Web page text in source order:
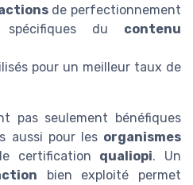
de perfectionnement
du contenu
pour un meilleur taux de
pas seulement bénéfiques
aussi pour les organismes
certification qualiopi. Un
bien exploité permet